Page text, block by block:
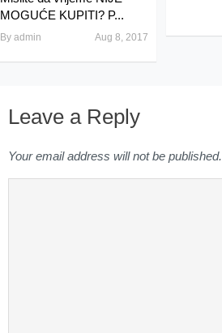
MOGUĆE KUPITI? P...
By admin Aug 8, 2017
Leave a Reply
Your email address will not be published.